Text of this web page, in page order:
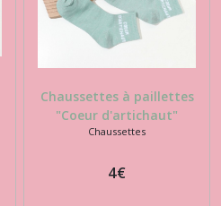
Chaussettes à paillettes
"Coeur d'artichaut"
Chaussettes
4€